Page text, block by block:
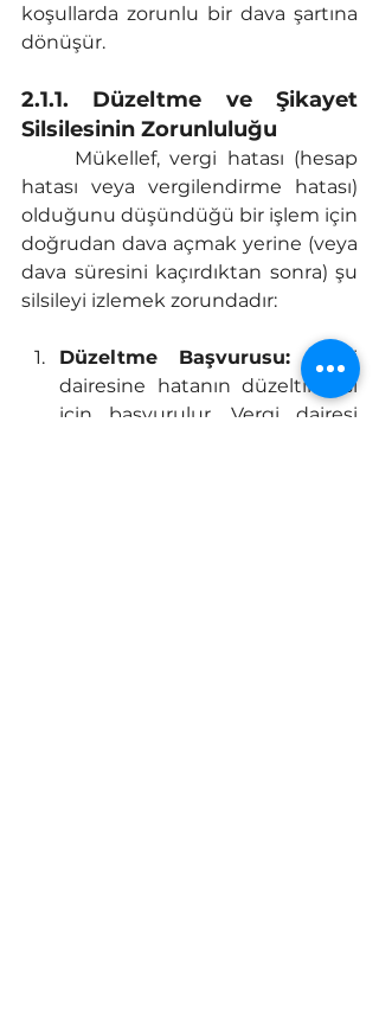
koşullarda zorunlu bir dava şartına
dönüşür.
2.1.1. Düzeltme ve Şikayet
Silsilesinin Zorunluluğu
hatası veya vergilendirme hatası)
olduğunu düşündüğü bir işlem için
doğrudan dava açmak yerine (veya
dava süresini kaçırdıktan sonra) şu
silsileyi izlemek zorundadır:
Düzeltme Başvurusu: Vergi
dairesine hatanın düzeltilmesi
için başvurulur. Vergi dairesi